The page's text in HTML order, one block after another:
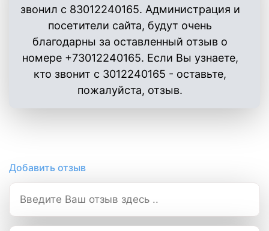
звонил с 83012240165. Администрация и
посетители сайта, будут очень
благодарны за оставленный отзыв о
номере +73012240165. Если Вы узнаете,
кто звонит с 3012240165 - оставьте,
пожалуйста, отзыв.
Добавить отзыв